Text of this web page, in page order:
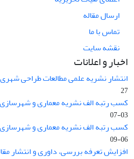
ارسال مقاله
تماس با ما
نقشه سایت
اخبار و اعلانات
انتشار نشریه علمی مطالعات طراحی
27
کسب رتبه الف نشریه معماری و شهرسازی
03-07
کسب رتبه الف نشریه معماری و شهرسازی
06-09
افزایش تعرفه بررسی، داوری و انتشار